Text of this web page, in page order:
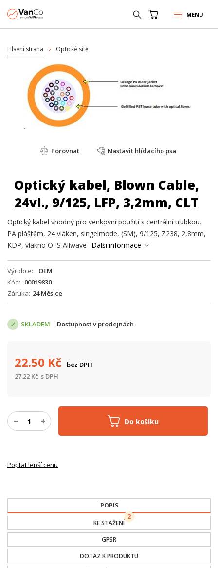
MENU
Hlavní strana Optické sítě
Porovnat Nastavit hlídacího psa
Optický kabel, Blown Cable,
24vl., 9/125, LFP, 3,2mm, CLT
Optický kabel vhodný pro venkovní použití s centrální trubkou,
PA pláštěm, 24 vláken, singelmode, (SM), 9/125, Z238, 2,8mm,
KDP, vlákno OFS Allwave
Další informace
Výrobce
OEM
Kód
00019830
Záruka 24 Měsíce
SKLADEM Dostupnost v prodejnách
Do košíku
22.50 Kč
bez DPH
27.22 Kč s DPH
Poptat lepší cenu
POPIS
KE STAŽENÍ
2
GPSR
DOTAZ K PRODUKTU